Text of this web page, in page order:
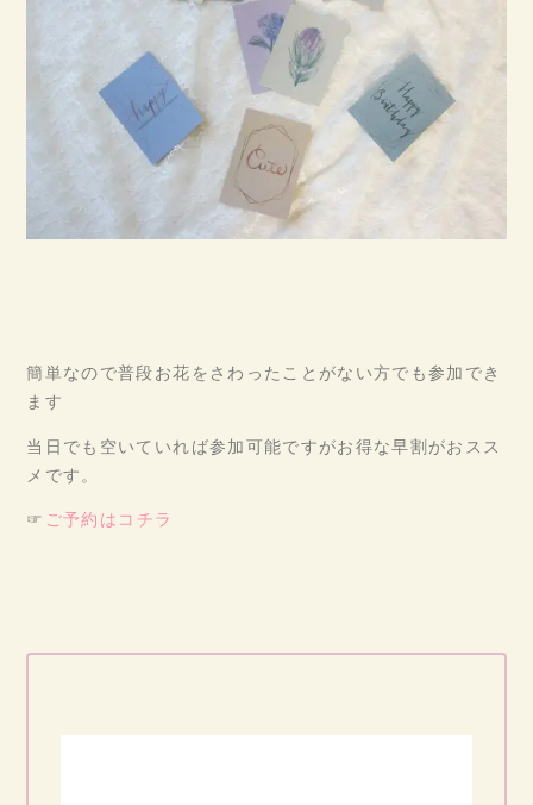
簡単なので普段お花をさわったことがない方でも参加でき
ます
当日でも空いていれば参加可能ですがお得な早割がおスス
メです。
☞ ご予約はコチラ